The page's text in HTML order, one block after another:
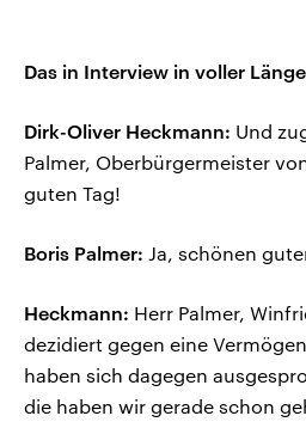
Das in Interview in voller
Dirk-Oliver Heckmann: Und
Palmer, Oberbürgermeister
guten Tag!
Boris Palmer: Ja, schönen
Heckmann: Herr Palmer,
dezidiert gegen eine
haben sich dagegen
die haben wir gerade schon